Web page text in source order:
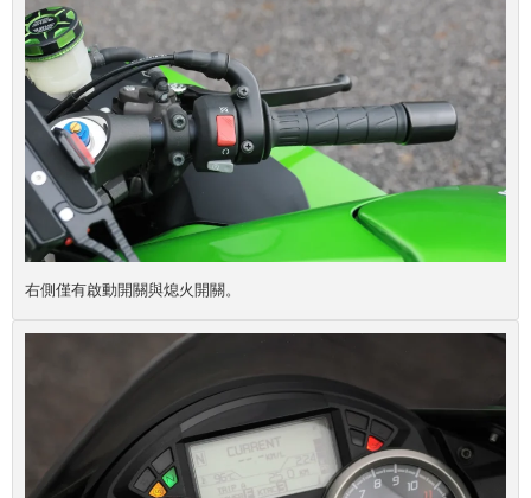
右側僅有啟動開關與熄火開關。